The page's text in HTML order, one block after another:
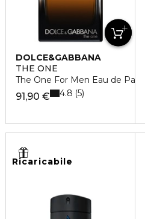
DOLCE&GABBANA
THE ONE
The One For Men Eau de
91,90 € 4.8 5
Ricaricabile